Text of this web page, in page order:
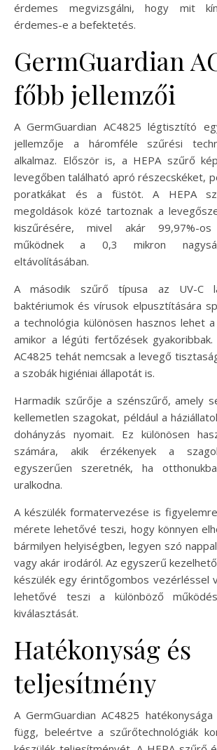
érdemes megvizsgálni, hogy mit
érdemes-e a befektetés.
GermGuardian
főbb jellemzői
A GermGuardian AC4825 légtisztító
jellemzője a háromféle szűrési
alkalmaz. Először is, a HEPA szűrő
levegőben található apró részecskéket,
poratkákat és a füstöt. A HEPA
megoldások közé tartoznak a
kiszűrésére, mivel akár 99,97%-os
működnek a 0,3 mikron
eltávolításában.
A második szűrő típusa az UV-C
baktériumok és vírusok elpusztítására
a technológia különösen hasznos lehet
amikor a légúti fertőzések gyakoribbak.
AC4825 tehát nemcsak a levegő
a szobák higiéniai állapotát is.
Harmadik szűrője a szénszűrő, amely
kellemetlen szagokat, például a
dohányzás nyomait. Ez különösen
számára, akik érzékenyek a
egyszerűen szeretnék, ha
uralkodna.
A készülék formatervezése is
mérete lehetővé teszi, hogy könnyen
bármilyen helyiségben, legyen szó
vagy akár irodáról. Az egyszerű
készülék egy érintőgombos vezérléssel
lehetővé teszi a különböző
kiválasztását.
Hatékonyság és
teljesítmény
A GermGuardian AC4825
függ, beleértve a szűrőtechnológiák